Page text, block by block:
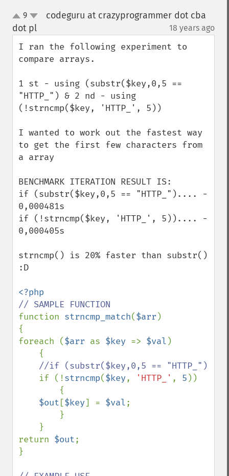
up
down
9
codeguru at crazyprogrammer dot cba
dot pl
18 years ago
I ran the following experiment to
compare arrays.
1 st - using (substr($key,0,5 ==
"HTTP_") & 2 nd - using
(!strncmp($key, 'HTTP_', 5))
I wanted to work out the fastest way
to get the first few characters from
a array
BENCHMARK ITERATION RESULT IS:
if (substr($key,0,5 == "HTTP_").... -
0,000481s
if (!strncmp($key, 'HTTP_', 5)).... -
0,000405s
strncmp() is 20% faster than substr()
:D
function strncmp_match($arr )
{
foreach ($arr as $key => $val )
//if (substr($key,0,5 == "HTTP_")
if (!strncmp($key, 'HTTP_' , 5 ))
$out [$key] = $val;
return $out;
}